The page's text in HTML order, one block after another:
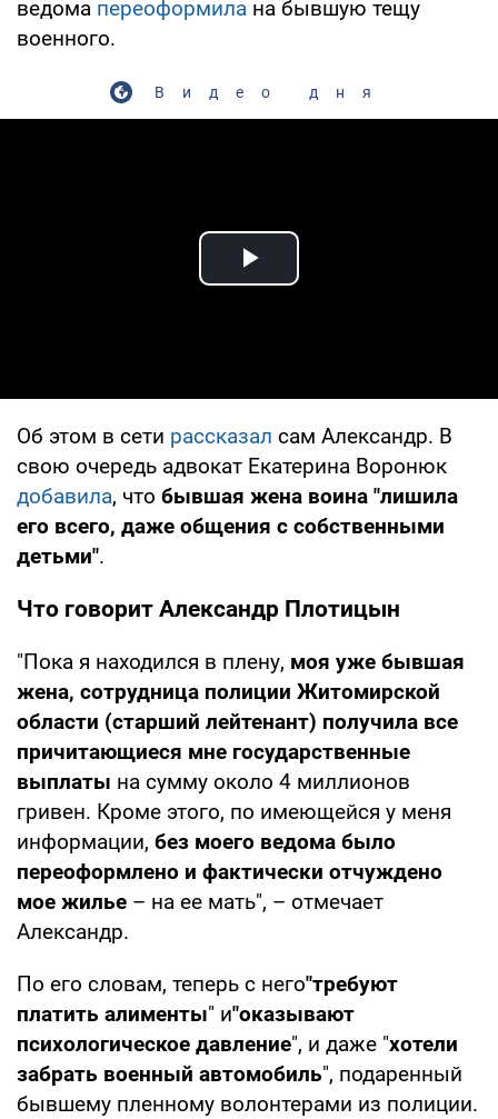
ведома переоформила на бывшую тещу
военного.
Видео дня
Play Video
Об этом в сети рассказал сам Александр. В
свою очередь адвокат Екатерина Воронюк
добавила, что бывшая жена воина "лишила
его всего, даже общения с собственными
детьми".
Что говорит Александр Плотицын
"Пока я находился в плену, моя уже бывшая
жена, сотрудница полиции Житомирской
области (старший лейтенант) получила все
причитающиеся мне государственные
выплаты на сумму около 4 миллионов
гривен. Кроме этого, по имеющейся у меня
информации, без моего ведома было
переоформлено и фактически отчуждено
мое жилье – на ее мать", – отмечает
Александр.
По его словам, теперь с него"требуют
платить алименты" и"оказывают
психологическое давление", и даже "хотели
забрать военный автомобиль", подаренный
бывшему пленному волонтерами из полиции.